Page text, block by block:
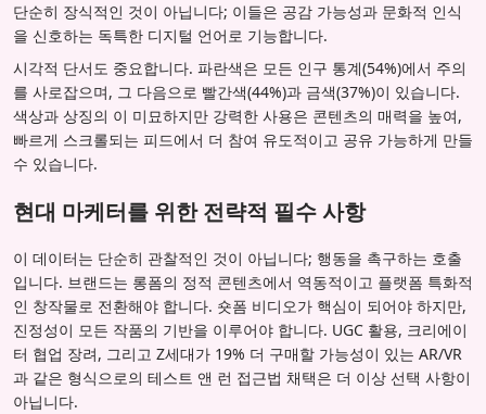
단순히 장식적인 것이 아닙니다; 이들은 공감 가능성과 문화적 인식
을 신호하는 독특한 디지털 언어로 기능합니다.
시각적 단서도 중요합니다. 파란색은 모든 인구 통계(54%)에서 주의
를 사로잡으며, 그 다음으로 빨간색(44%)과 금색(37%)이 있습니다.
색상과 상징의 이 미묘하지만 강력한 사용은 콘텐츠의 매력을 높여,
빠르게 스크롤되는 피드에서 더 참여 유도적이고 공유 가능하게 만들
수 있습니다.
현대 마케터를 위한 전략적 필수 사항
이 데이터는 단순히 관찰적인 것이 아닙니다; 행동을 촉구하는 호출
입니다. 브랜드는 롱폼의 정적 콘텐츠에서 역동적이고 플랫폼 특화적
인 창작물로 전환해야 합니다. 숏폼 비디오가 핵심이 되어야 하지만,
진정성이 모든 작품의 기반을 이루어야 합니다. UGC 활용, 크리에이
터 협업 장려, 그리고 Z세대가 19% 더 구매할 가능성이 있는 AR/VR
과 같은 형식으로의 테스트 앤 런 접근법 채택은 더 이상 선택 사항이
아닙니다.